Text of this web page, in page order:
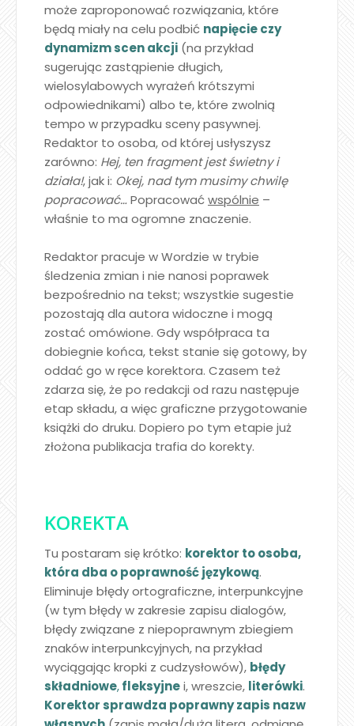
może zaproponować rozwiązania, które
będą miały na celu podbić napięcie czy
dynamizm scen akcji (na przykład
sugerując zastąpienie długich,
wielosylabowych wyrażeń krótszymi
odpowiednikami) albo te, które zwolnią
tempo w przypadku sceny pasywnej.
Redaktor to osoba, od której usłyszysz
zarówno: Hej, ten fragment jest świetny i
działa!, jak i: Okej, nad tym musimy chwilę
popracować…Popracowaćwspólnie –
właśnie to ma ogromne znaczenie.
Redaktor pracuje w Wordzie w trybie
śledzenia zmian i nie nanosi poprawek
bezpośrednio na tekst; wszystkie sugestie
pozostają dla autora widoczne i mogą
zostać omówione. Gdy współpraca ta
dobiegnie końca, tekst stanie się gotowy, by
oddać go w ręce korektora. Czasem też
zdarza się, że po redakcji od razu następuje
etap składu, a więc graficzne przygotowanie
książki do druku. Dopiero po tym etapie już
złożona publikacja trafia do korekty.
KOREKTA
Tu postaram się krótko: korektor to osoba,
która dba o poprawność językową.
Eliminuje błędy ortograficzne, interpunkcyjne
(w tym błędy w zakresie zapisu dialogów,
błędy związane z niepoprawnym zbiegiem
znaków interpunkcyjnych, na przykład
wyciągając kropki z cudzysłowów), błędy
składniowe,fleksyjnei, wreszcie, literówki.
Korektor sprawdza poprawny zapis nazw